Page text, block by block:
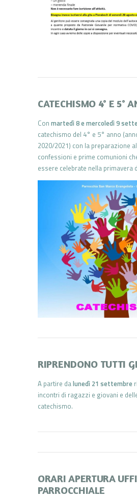
CATECHISMO 4° E 5°
Con martedì 8 e mercoledì 9
catechismo del 4° e 5° anno
2020/2021) con la preparazione
confessioni e prime comunioni
essere celebrate nella primavera
RIPRENDONO TUTTI
A partire dalunedì 21 settembre
incontri di ragazzi e giovani e
catechismo.
ORARI APERTURA
PARROCCHIALE